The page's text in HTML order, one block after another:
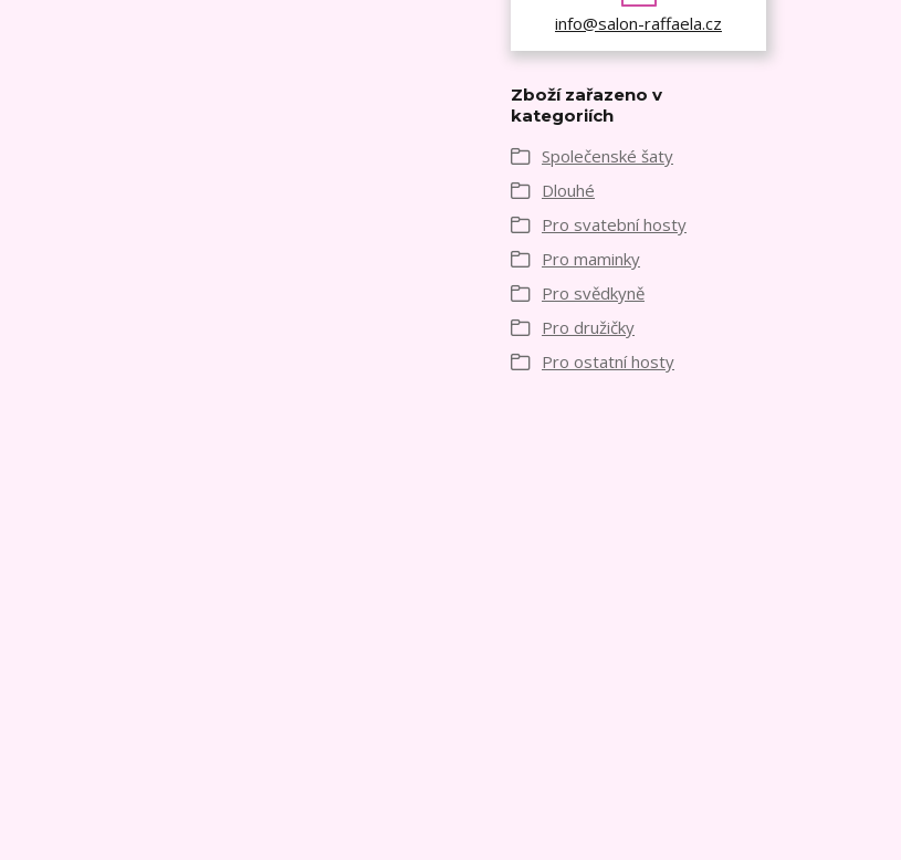
info@salon-raffaela.cz
Zboží zařazeno v
kategoriích
Společenské šaty
Dlouhé
Pro svatební hosty
Pro maminky
Pro svědkyně
Pro družičky
Pro ostatní hosty